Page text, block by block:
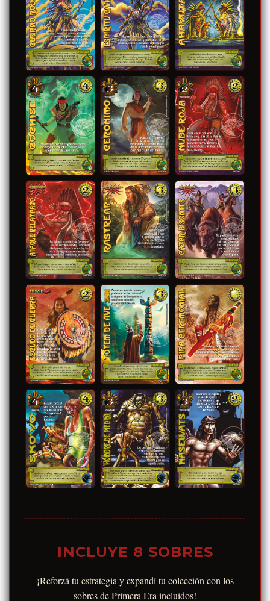
INCLUYE 8 SOBRES
¡Reforzá tu estrategia y expandí tu colección con los
sobres de Primera Era incluidos!